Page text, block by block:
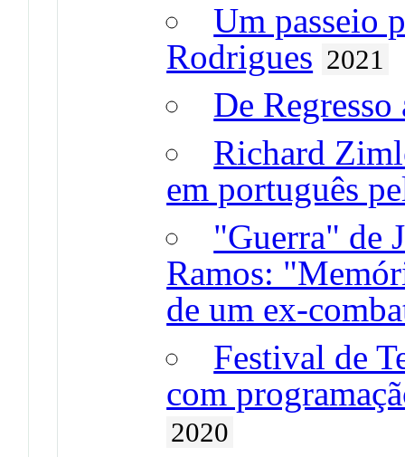
Um passeio
Rodrigues 2021
De Regresso
Richard
em português
"Guerra" de
Ramos:
de um ex-
Festival de
com
2020